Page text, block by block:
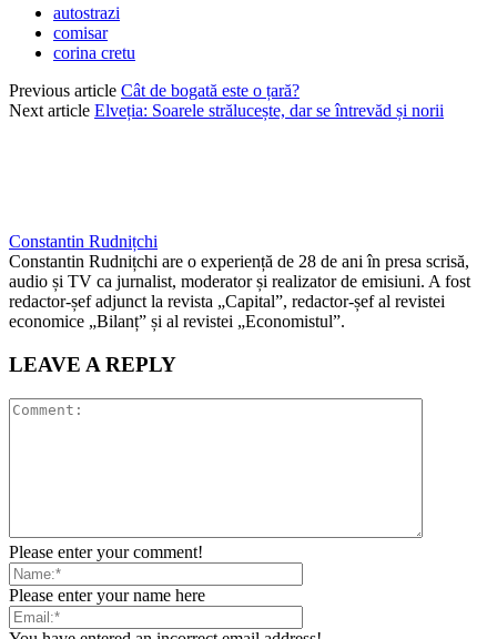
autostrazi
comisar
corina cretu
Previous article Cât de bogată este o țară?
Next article Elveția: Soarele strălucește, dar se întrevăd și norii
Constantin Rudnițchi
Constantin Rudnițchi are o experiență de 28 de ani în presa scrisă,
audio și TV ca jurnalist, moderator și realizator de emisiuni. A fost
redactor-șef adjunct la revista „Capital”, redactor-șef al revistei
economice „Bilanț” și al revistei „Economistul”.
LEAVE A REPLY
Please enter your comment!
Please enter your name here